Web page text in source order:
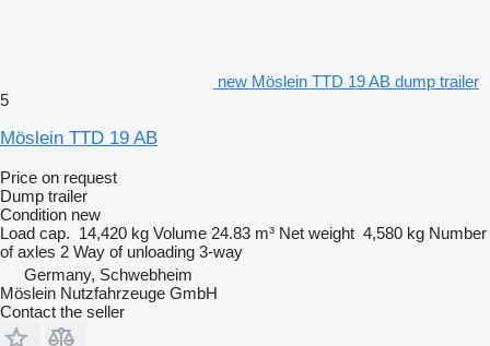
new Möslein TTD 19 AB dump trailer
5
Möslein TTD 19 AB
Price on request
Dump trailer
Condition new
Load cap. 14,420 kg Volume 24.83 m³ Net weight 4,580 kg Number
of axles 2 Way of unloading 3-way
Germany, Schwebheim
Möslein Nutzfahrzeuge GmbH
Contact the seller